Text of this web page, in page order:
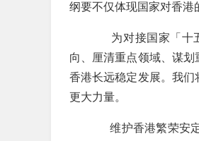
纲要不仅体现国家对香港
为对接国家「十五
向、厘清重点领域、谋
香港长远稳定发展。我
更大力量。
维护香港繁荣安定